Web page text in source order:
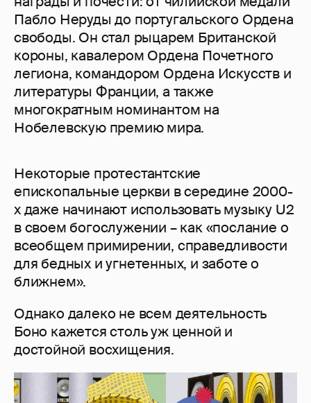
Пабло Неруды до португальского Ордена
свободы. Он стал рыцарем Британской
короны, кавалером Ордена Почетного
легиона, командором Ордена Искусств и
литературы Франции, а также
многократным номинантом на
Нобелевскую премию мира.
Некоторые протестантские
епископальные церкви в середине 2000-
х даже начинают использовать музыку U2
в своем богослужении – как «послание о
всеобщем примирении, справедливости
для бедных и угнетенных, и заботе о
ближнем».
Однако далеко не всем деятельность
Боно кажется столь уж ценной и
достойной восхищения.